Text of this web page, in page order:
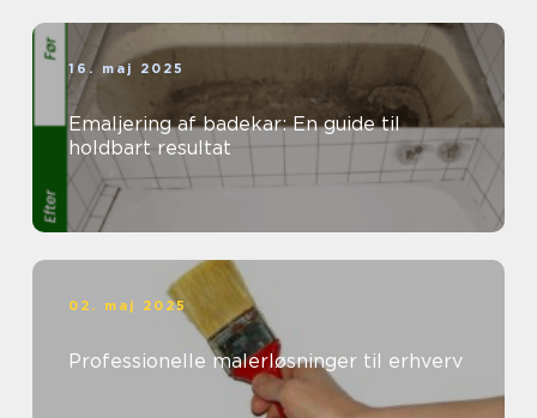
16. maj 2025
Emaljering af badekar: En guide til
holdbart resultat
02. maj 2025
Professionelle malerløsninger til erhverv